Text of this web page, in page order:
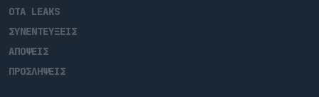
OTA LEAKS
ΣΥΝΕΝΤΕΥΞΕΙΣ
ΑΠΟΨΕΙΣ
ΠΡΟΣΛΗΨΕΙΣ